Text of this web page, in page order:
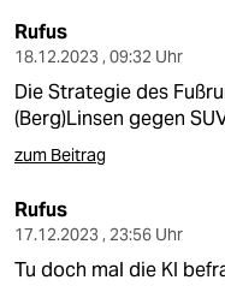
Rufus
18.12.2023 , 09:32 Uhr
Die Strategie des
(Berg)Linsen gegen
zum Beitrag
Rufus
17.12.2023 , 23:56 Uhr
Tu doch mal die KI